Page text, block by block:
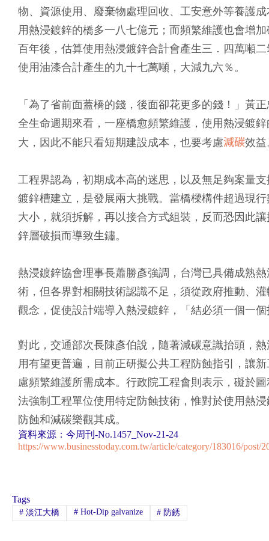
物、資源使用、廢棄物處理回收、工安意外等養護
用熱浸鍍鋅的橋多一八七億元；而頻繁維護也會增
百年後，估算使用熱浸鍍鋅合計會產生三．四萬噸
使用油漆合計產生的九十七萬噸，大減九六％。
「為了省前面蓋橋的錢，後面卻花更多的錢！」黃
全生命週期來看，一座橋愈頻繁維護，使用熱浸鍍
大，因此不能只看短期建設成本，也要考慮減碳效
工程界認為，初期成本高的迷思，以及無足夠案量
鍍鋅槽建立，是發展兩大挑戰。當橋樑構件超過現
大小，就須拆解，再以接合方式組裝，反而恐因此
鋅層破損而導致生鏽。
熱浸鍍鋅協會理事長蕭勝彥強調，台灣已具備成熟
術，但各界對相關技術認識不足，須從政府推動、
觀念，促使設計端導入熱浸鍍鋅，「結必須一個一
對此，交通部次長陳彥伯說，隨著減碳意識抬頭，
用有望更普遍，目前正研擬公共工程防蝕指引，讓
慮頻繁維護所需成本。行政院工程會則表示，礙於
法強制工程單位使用特定防蝕技術，惟對於使用熱
防蝕和減碳樂觀其成。
資料來源：今周刊-No.1457_Nov-21-24
https://www.businesstoday.com.tw/article/category/183016/post/
Tags
#淡江大橋 #Hot-Dip galvanize # 防銹